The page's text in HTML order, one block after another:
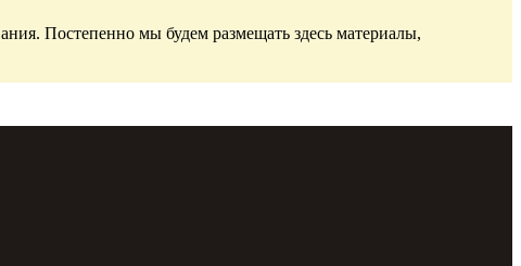
Постепенно мы будем размещать здесь материалы,